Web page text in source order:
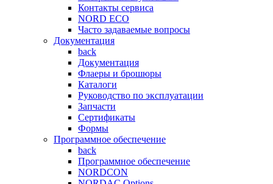
Контакты сервиса
NORD ECO
Часто задаваемые вопросы
Документация
back
Документация
Флаеры и брошюры
Каталоги
Руководство по эксплуатации
Запчасти
Сертификаты
Формы
Программное обеспечение
back
Программное обеспечение
NORDCON